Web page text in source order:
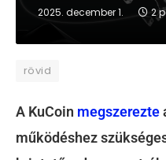
2025. december 1. 2
rövid
A KuCoin megszerezte
működéshez